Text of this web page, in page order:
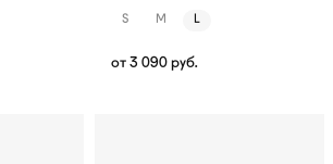
S M L
от 3 090 руб.